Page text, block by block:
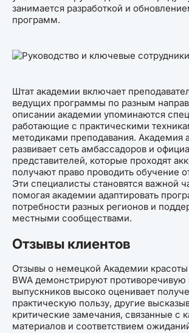
занимается разработкой и
программ.
Штат академии включает
ведущих программы по разным
описании академии упоминаются
работающие с практическими
методиками преподавания. Академия
развивает сеть амбассадоров и
представителей, которые проходят
получают право проводить обучение
Эти специалисты становятся важной
помогая академии адаптировать
потребности разных регионов и
местными сообществами.
Отзывы клиентов
Отзывы о немецкой Академии красоты
BWA демонстрируют противоречивую
выпускников высоко оценивает
практическую пользу, другие
критические замечания, связанные с
материалов и соответствием